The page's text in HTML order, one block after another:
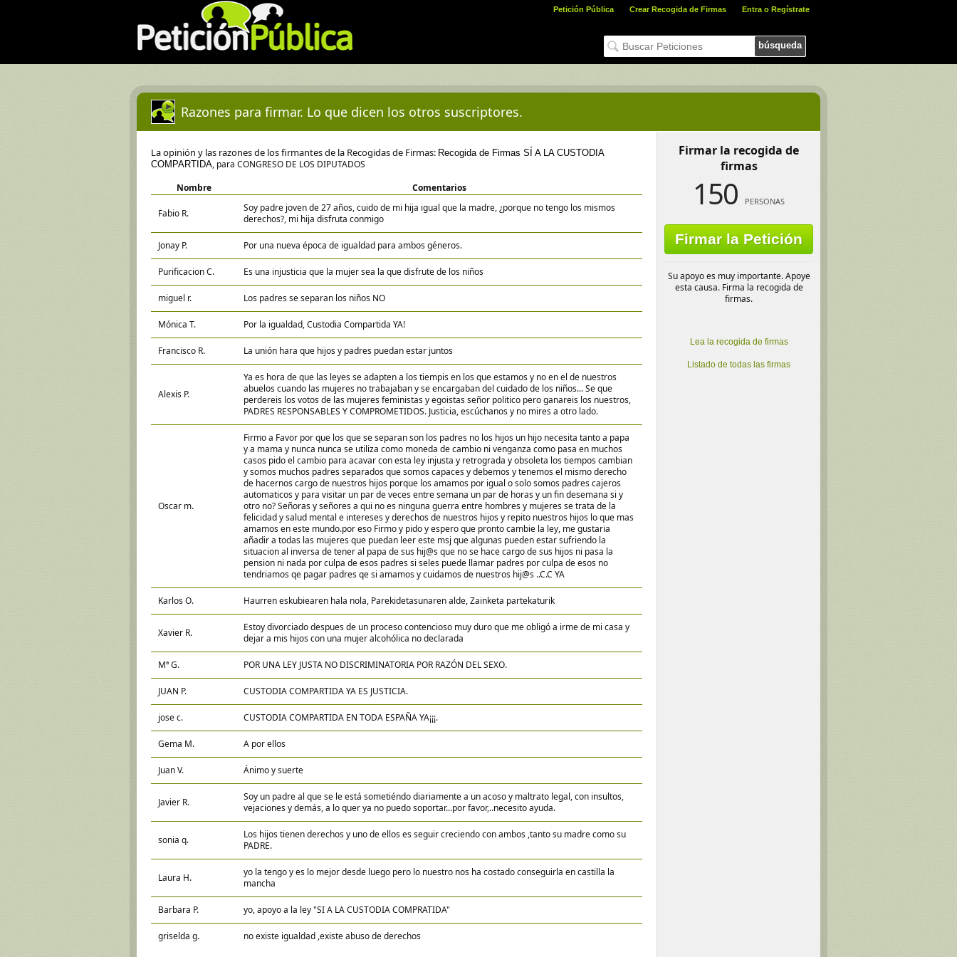
Petición Pública Crear Recogida de Firmas Entra o Regístrate
búsqueda
Razones para firmar. Lo que dicen los otros suscriptores.
La opinión y las razones de los firmantes de la Recogidas de Firmas: Recogida de Firmas SÍ A LA CUSTODIA
COMPARTIDA, para CONGRESO DE LOS DIPUTADOS
Nombre
Comentarios
Fabio R.
Soy padre joven de 27 años, cuido de mi hija igual que la madre, ¿porque no tengo los mismos
derechos?, mi hija disfruta conmigo
Jonay P. Por una nueva época de igualdad para ambos géneros.
Purificacion C. Es una injusticia que la mujer sea la que disfrute de los niños
miguel r. Los padres se separan los niños NO
Mónica T. Por la igualdad, Custodia Compartida YA!
Francisco R. La unión hara que hijos y padres puedan estar juntos
Alexis P.
Ya es hora de que las leyes se adapten a los tiempis en los que estamos y no en el de nuestros
abuelos cuando las mujeres no trabajaban y se encargaban del cuidado de los niños... Se que
perdereis los votos de las mujeres feministas y egoistas señor politico pero ganareis los nuestros,
PADRES RESPONSABLES Y COMPROMETIDOS. Justicia, escúchanos y no mires a otro lado.
Oscar m.
Firmo a Favor por que los que se separan son los padres no los hijos un hijo necesita tanto a papa
y a mama y nunca nunca se utiliza como moneda de cambio ni venganza como pasa en muchos
casos pido el cambio para acavar con esta ley injusta y retrograda y obsoleta los tiempos cambian
y somos muchos padres separados que somos capaces y debemos y tenemos el mismo derecho
de hacernos cargo de nuestros hijos porque los amamos por igual o solo somos padres cajeros
automaticos y para visitar un par de veces entre semana un par de horas y un fin desemana si y
otro no? Señoras y señores a qui no es ninguna guerra entre hombres y mujeres se trata de la
felicidad y salud mental e intereses y derechos de nuestros hijos y repito nuestros hijos lo que mas
amamos en este mundo.por eso Firmo y pido y espero que pronto cambie la ley, me gustaria
añadir a todas las mujeres que puedan leer este msj que algunas pueden estar sufriendo la
situacion al inversa de tener al papa de sus hij@s que no se hace cargo de sus hijos ni pasa la
pension ni nada por culpa de esos padres si seles puede llamar padres por culpa de esos no
tendriamos qe pagar padres qe si amamos y cuidamos de nuestros hij@s ..C.C YA
Karlos O. Haurren eskubiearen hala nola, Parekidetasunaren alde, Zainketa partekaturik
Xavier R.
Estoy divorciado despues de un proceso contencioso muy duro que me obligó a irme de mi casa y
dejar a mis hijos con una mujer alcohólica no declarada
Mª G. POR UNA LEY JUSTA NO DISCRIMINATORIA POR RAZÓN DEL SEXO.
JUAN P. CUSTODIA COMPARTIDA YA ES JUSTICIA.
jose c. CUSTODIA COMPARTIDA EN TODA ESPAÑA YA¡¡¡.
Gema M. A por ellos
Juan V. Ánimo y suerte
Javier R.
Soy un padre al que se le está sometiéndo diariamente a un acoso y maltrato legal, con insultos,
vejaciones y demás, a lo quer ya no puedo soportar...por favor,..necesito ayuda.
sonia q.
Los hijos tienen derechos y uno de ellos es seguir creciendo con ambos ,tanto su madre como su
PADRE.
Laura H.
yo la tengo y es lo mejor desde luego pero lo nuestro nos ha costado conseguirla en castilla la
mancha
Barbara P. yo, apoyo a la ley "SI A LA CUSTODIA COMPRATIDA"
griselda g. no existe igualdad ,existe abuso de derechos
Firmar la recogida de
firmas
150 PERSONAS
Firmar la Petición
Su apoyo es muy importante. Apoye
esta causa. Firma la recogida de
firmas.
Lea la recogida de firmas
Listado de todas las firmas